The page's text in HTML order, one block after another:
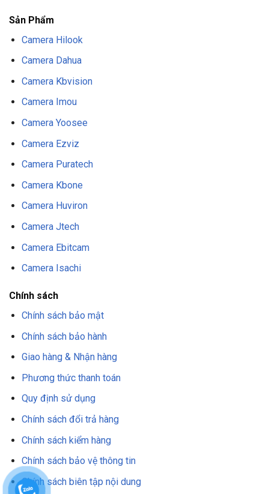
Sản Phẩm
Camera Hilook
Camera Dahua
Camera Kbvision
Camera Imou
Camera Yoosee
Camera Ezviz
Camera Puratech
Camera Kbone
Camera Huviron
Camera Jtech
Camera Ebitcam
Camera Isachi
Chính sách
Chính sách bảo mật
Chính sách bảo hành
Giao hàng & Nhận hàng
Phương thức thanh toán
Quy định sử dụng
Chính sách đổi trả hàng
Chính sách kiểm hàng
Chính sách bảo vệ thông tin
Chính sách biên tập nội dung